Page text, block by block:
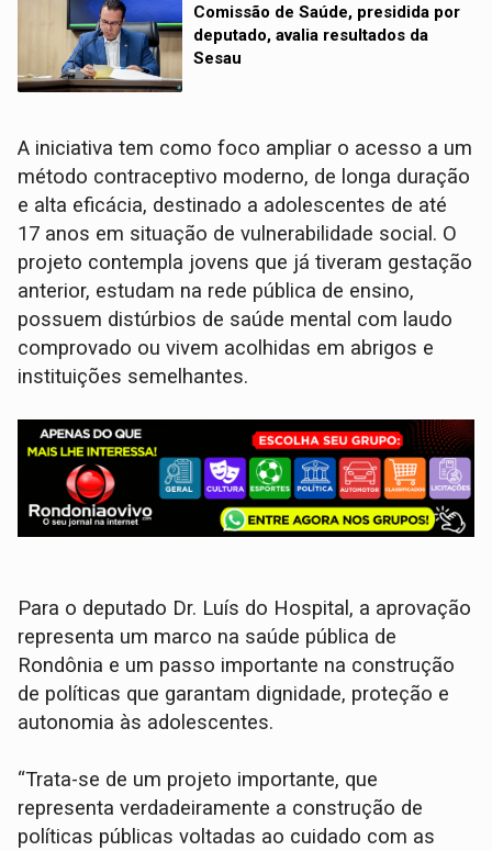
Comissão de Saúde, presidida por
deputado, avalia resultados da
Sesau
A iniciativa tem como foco ampliar o acesso a um
método contraceptivo moderno, de longa duração
e alta eficácia, destinado a adolescentes de até
17 anos em situação de vulnerabilidade social. O
projeto contempla jovens que já tiveram gestação
anterior, estudam na rede pública de ensino,
possuem distúrbios de saúde mental com laudo
comprovado ou vivem acolhidas em abrigos e
instituições semelhantes.
Para o deputado Dr. Luís do Hospital, a aprovação
representa um marco na saúde pública de
Rondônia e um passo importante na construção
de políticas que garantam dignidade, proteção e
autonomia às adolescentes.
“Trata-se de um projeto importante, que
representa verdadeiramente a construção de
políticas públicas voltadas ao cuidado com as